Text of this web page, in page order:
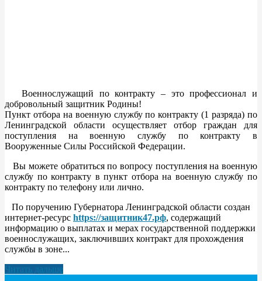
Военнослужащий по контракту – это профессионал и
добровольный защитник Родины!
Пункт отбора на военную службу по контракту (1 разряда) по
Ленинградской области осуществляет отбор граждан для
поступления на военную службу по контракту в
Вооруженные Силы Российской Федерации.
Вы можете обратиться по вопросу поступления на военную
службу по контракту в пункт отбора на военную службу по
контракту по телефону или лично.
По поручению Губернатора Ленинградской области создан
интернет-ресурс https://защитник47.рф, содержащий
информацию о выплатах и мерах государственной поддержки
военнослужащих, заключивших контракт для прохождения
службы в зоне...
Читать дальше